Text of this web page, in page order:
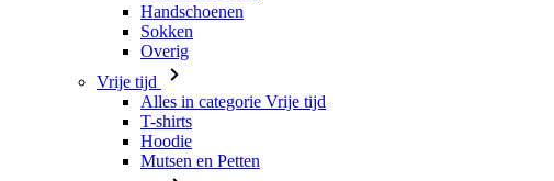
Handschoenen
Sokken
Overig
Vrije tijd
Alles in categorie Vrije tijd
T-shirts
Hoodie
Mutsen en Petten